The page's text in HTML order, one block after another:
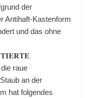
der
Antihaft-Kastenform
und das ohne
raue
an der
hat folgendes